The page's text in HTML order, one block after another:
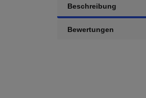
Beschreibung
Bewertungen